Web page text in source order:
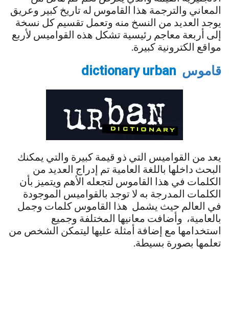
المعاني والترجمة هذا القاموس له تاريخ كبير وعريق
يوجد العديد من النسخ منه وتعمل تقسيم كل نسخة
إلى أربعة معاجم رئيسية تشكل هذه القواميس لأربع
مواقع الكترونية كبيرة.
قاموس dictionary urban
يعد من القواميس التي ذو قيمة كبيرة والتي يمكنك
البحث داخلها باللغة العامية تم إدراج العديد من
الكلمات في هذا القاموس لتجعله الأهم ويتميز بأن
الكلمات المدرجة به لا توجد بالقواميس الموجودة
في العالم حيث يشمل هذا القاموس كلمات وجمل
بالعامية، وأضافت معانيها المختلفة وجميع
استخدامها مع إضافة أمثلة عليها ليتمكن الشخص من
تعلمها بصورة بسيطة.